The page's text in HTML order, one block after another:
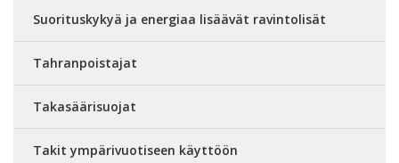
Suorituskykyä ja energiaa lisäävät ravintolisät
Tahranpoistajat
Takasäärisuojat
Takit ympärivuotiseen käyttöön